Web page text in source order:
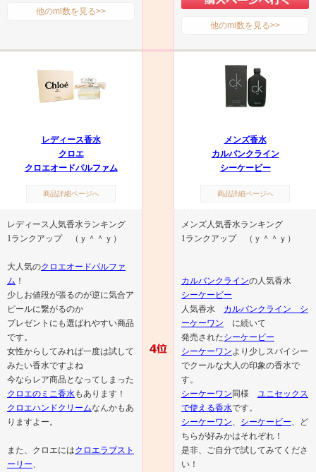
他のml数を見る>>
他のml数を見る>>
レディース香水
クロエ
クロエオードパルファム
商品詳細ページへ
メンズ香水
カルバンクライン
シーケービー
商品詳細ページへ
レディース人気香水ランキング
1ランクアップ （ｙ＾＾ｙ）
大人気のクロエオードパルファ
ム ！
少しお値段が張るのが逆に気合ア
ピールに繋がるのか
プレゼントにも選ばれやすい商品
です。
女性からしてみれば一度は試して
みたい香水ですよね
今ならレア商品となってしまった
クロエのミニ香水 もあります！
クロエハンドクリームなんかもあ
りますよー。
また、クロエにはクロエラブスト
ーリー
メンズ人気香水ランキング
1ランクアップ （ｙ＾＾ｙ）
カルバンクラインの人気香水
シーケービー
人気香水 カルバンクライン シ
ーケーワン に続いて
発売されたシーケービー
シーケーワン より少しスパイシー
でクールな大人の印象の香水で
す。
シーケーワン同様
ユニセックス
で使える香水です。
シーケーワン
シーケービー 、ど
ちらが好みかはそれぞれ！
是非、ご自分で試してみてくださ
い！